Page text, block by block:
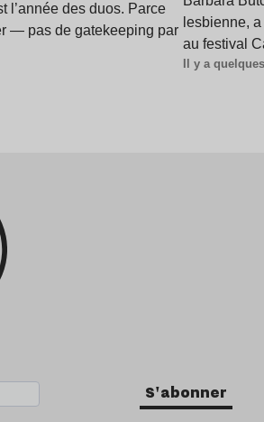
l’année des duos. Parce
— pas de gatekeeping par lesbienne,
au festival
Il y a
S'abonner